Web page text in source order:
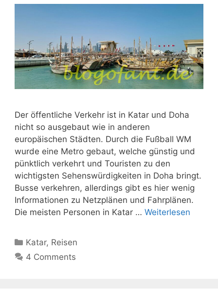
Der öffentliche Verkehr ist in Katar und Doha
nicht so ausgebaut wie in anderen
europäischen Städten. Durch die Fußball WM
wurde eine Metro gebaut, welche günstig und
pünktlich verkehrt und Touristen zu den
wichtigsten Sehenswürdigkeiten in Doha bringt.
Busse verkehren, allerdings gibt es hier wenig
Informationen zu Netzplänen und Fahrplänen.
Die meisten Personen in Katar … Weiterlesen
Kategorien
Katar, Reisen
4 Comments